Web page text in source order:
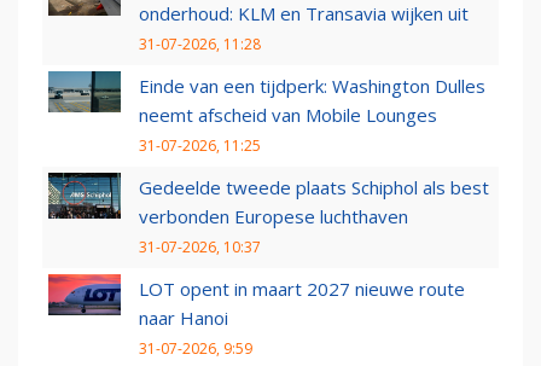
onderhoud: KLM en Transavia wijken uit
31-07-2026, 11:28
Einde van een tijdperk: Washington Dulles
neemt afscheid van Mobile Lounges
31-07-2026, 11:25
Gedeelde tweede plaats Schiphol als best
verbonden Europese luchthaven
31-07-2026, 10:37
LOT opent in maart 2027 nieuwe route
naar Hanoi
31-07-2026, 9:59